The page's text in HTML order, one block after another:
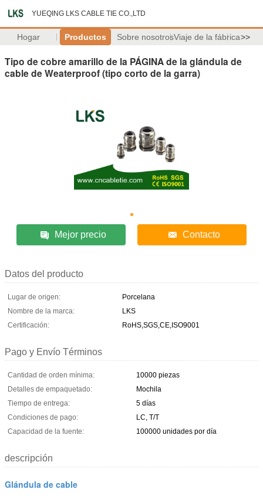
YUEQING LKS CABLE TIE CO.,LTD
Hogar Productos Sobre nosotrosViaje de la fábrica>>
Tipo de cobre amarillo de la PÁGINA de la glándula de
cable de Weaterproof (tipo corto de la garra)
Mejor precio Contacto
Datos del producto
Lugar de origen:
Porcelana
Nombre de la marca:
LKS
Certificación:
RoHS,SGS,CE,ISO9001
Pago y Envío Términos
Cantidad de orden mínima:
10000 piezas
Detalles de empaquetado:
Mochila
Tiempo de entrega:
5 días
Condiciones de pago:
LC, T/T
Capacidad de la fuente:
100000 unidades por día
descripción
Glándula de cable